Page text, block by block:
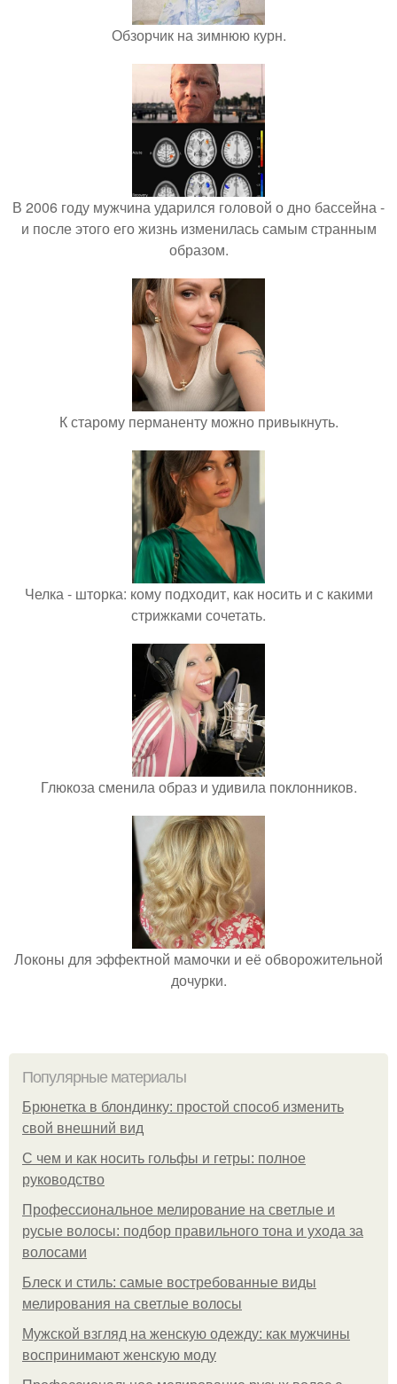
Обзорчик на зимнюю курн.
В 2006 году мужчина ударился головой о дно бассейна -
и после этого его жизнь изменилась самым странным
образом.
К старому перманенту можно привыкнуть.
Челка - шторка: кому подходит, как носить и с какими
стрижками сочетать.
Глюкоза сменила образ и удивила поклонников.
Локоны для эффектной мамочки и её обворожительной
дочурки.
Популярные материалы
Брюнетка в блондинку: простой способ изменить
свой внешний вид
С чем и как носить гольфы и гетры: полное
руководство
Профессиональное мелирование на светлые и
русые волосы: подбор правильного тона и ухода за
волосами
Блеск и стиль: самые востребованные виды
мелирования на светлые волосы
Мужской взгляд на женскую одежду: как мужчины
воспринимают женскую моду